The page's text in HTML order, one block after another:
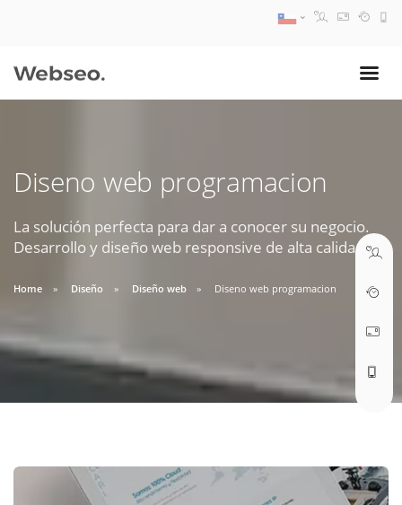
Diseno web programacion
La solución perfecta para dar a conocer su negocio.
Desarrollo y diseño web responsive de alta calidad.
Home Diseño Diseño web Diseno web programacion
09:30 AM A 18:30 PM
soporte@webseo.cl